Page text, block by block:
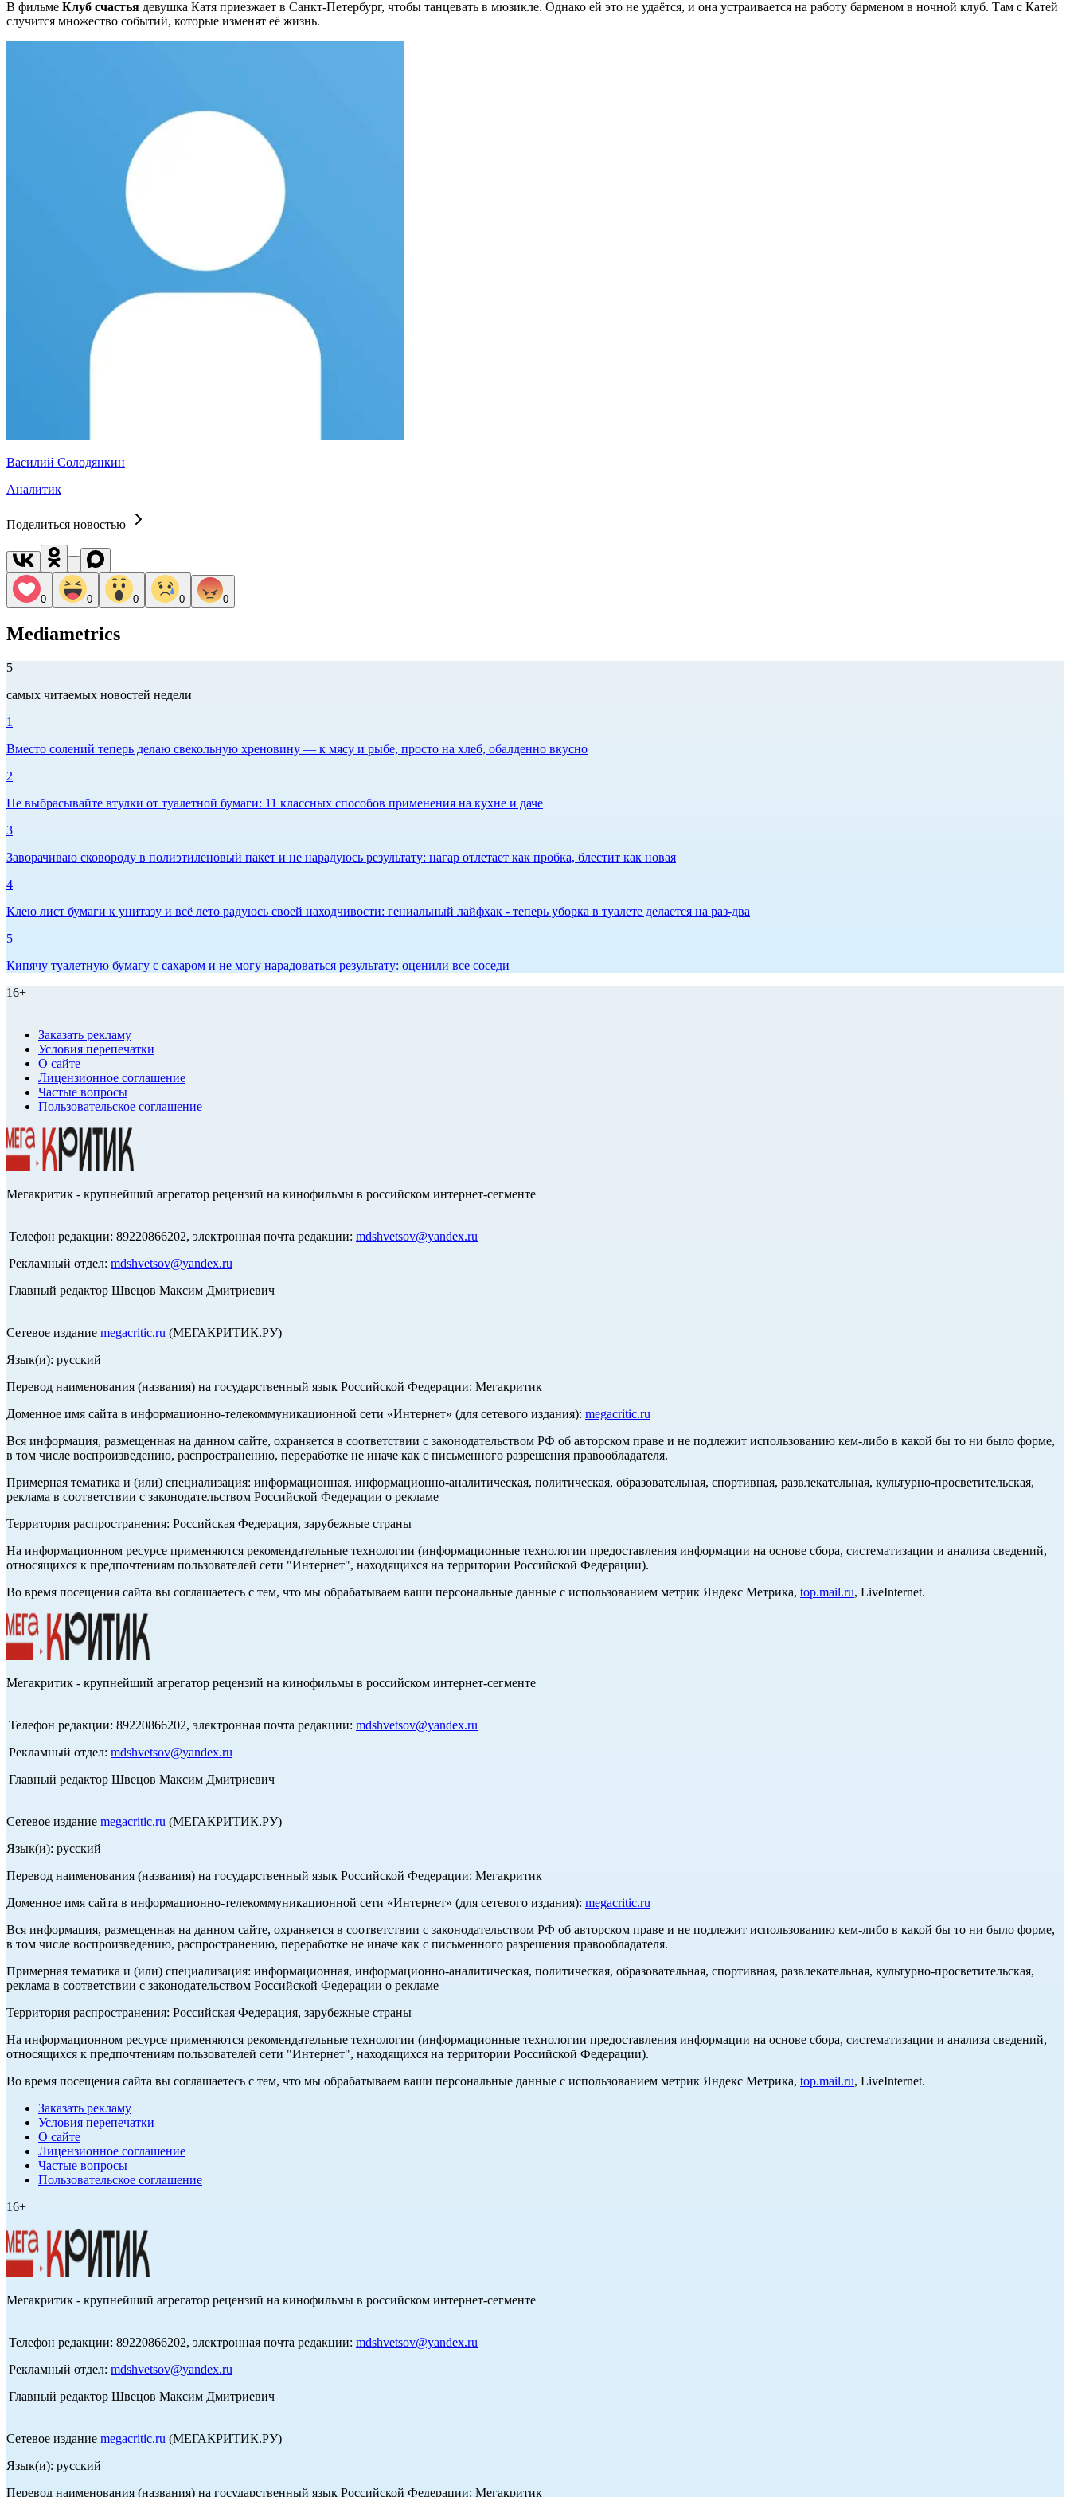
В фильме Клуб счастья девушка Катя приезжает в Санкт-Петербург, чтобы танцевать в мюзикле. Однако ей это не удаётся, и она устраивается на работу барменом в ночной клуб. Там с Катей
случится множество событий, которые изменят её жизнь.
Василий Солодянкин
Аналитик
Поделиться новостью
0 0 0 0 0
Mediametrics
5
самых читаемых новостей недели
1
Вместо солений теперь делаю свекольную хреновину — к мясу и рыбе, просто на хлеб, обалденно вкусно
2
Не выбрасывайте втулки от туалетной бумаги: 11 классных способов применения на кухне и даче
3
Заворачиваю сковороду в полиэтиленовый пакет и не нарадуюсь результату: нагар отлетает как пробка, блестит как новая
4
Клею лист бумаги к унитазу и всё лето радуюсь своей находчивости: гениальный лайфхак - теперь уборка в туалете делается на раз-два
5
Кипячу туалетную бумагу с сахаром и не могу нарадоваться результату: оценили все соседи
16+
Заказать рекламу
Условия перепечатки
О сайте
Лицензионное соглашение
Частые вопросы
Пользовательское соглашение
Мегакритик - крупнейший агрегатор рецензий на кинофильмы в российском интернет-сегменте
Телефон редакции: 89220866202, электронная почта редакции: mdshvetsov@yandex.ru
Рекламный отдел: mdshvetsov@yandex.ru
Главный редактор Швецов Максим Дмитриевич
Сетевое издание megacritic.ru (МЕГАКРИТИК.РУ)
Язык(и): русский
Перевод наименования (названия) на государственный язык Российской Федерации: Мегакритик
Доменное имя сайта в информационно-телекоммуникационной сети «Интернет» (для сетевого издания): megacritic.ru
Вся информация, размещенная на данном сайте, охраняется в соответствии с законодательством РФ об авторском праве и не подлежит использованию кем-либо в какой бы то ни было форме,
в том числе воспроизведению, распространению, переработке не иначе как с письменного разрешения правообладателя.
Примерная тематика и (или) специализация: информационная, информационно-аналитическая, политическая, образовательная, спортивная, развлекательная, культурно-просветительская,
реклама в соответствии с законодательством Российской Федерации о рекламе
Территория распространения: Российская Федерация, зарубежные страны
На информационном ресурсе применяются рекомендательные технологии (информационные технологии предоставления информации на основе сбора, систематизации и анализа сведений,
относящихся к предпочтениям пользователей сети "Интернет", находящихся на территории Российской Федерации).
Во время посещения сайта вы соглашаетесь с тем, что мы обрабатываем ваши персональные данные с использованием метрик Яндекс Метрика, top.mail.ru, LiveInternet.
Мегакритик - крупнейший агрегатор рецензий на кинофильмы в российском интернет-сегменте
Телефон редакции: 89220866202, электронная почта редакции: mdshvetsov@yandex.ru
Рекламный отдел: mdshvetsov@yandex.ru
Главный редактор Швецов Максим Дмитриевич
Сетевое издание megacritic.ru (МЕГАКРИТИК.РУ)
Язык(и): русский
Перевод наименования (названия) на государственный язык Российской Федерации: Мегакритик
Доменное имя сайта в информационно-телекоммуникационной сети «Интернет» (для сетевого издания): megacritic.ru
Вся информация, размещенная на данном сайте, охраняется в соответствии с законодательством РФ об авторском праве и не подлежит использованию кем-либо в какой бы то ни было форме,
в том числе воспроизведению, распространению, переработке не иначе как с письменного разрешения правообладателя.
Примерная тематика и (или) специализация: информационная, информационно-аналитическая, политическая, образовательная, спортивная, развлекательная, культурно-просветительская,
реклама в соответствии с законодательством Российской Федерации о рекламе
Территория распространения: Российская Федерация, зарубежные страны
На информационном ресурсе применяются рекомендательные технологии (информационные технологии предоставления информации на основе сбора, систематизации и анализа сведений,
относящихся к предпочтениям пользователей сети "Интернет", находящихся на территории Российской Федерации).
Во время посещения сайта вы соглашаетесь с тем, что мы обрабатываем ваши персональные данные с использованием метрик Яндекс Метрика, top.mail.ru, LiveInternet.
Заказать рекламу
Условия перепечатки
О сайте
Лицензионное соглашение
Частые вопросы
Пользовательское соглашение
16+
Мегакритик - крупнейший агрегатор рецензий на кинофильмы в российском интернет-сегменте
Телефон редакции: 89220866202, электронная почта редакции: mdshvetsov@yandex.ru
Рекламный отдел: mdshvetsov@yandex.ru
Главный редактор Швецов Максим Дмитриевич
Сетевое издание megacritic.ru (МЕГАКРИТИК.РУ)
Язык(и): русский
Перевод наименования (названия) на государственный язык Российской Федерации: Мегакритик